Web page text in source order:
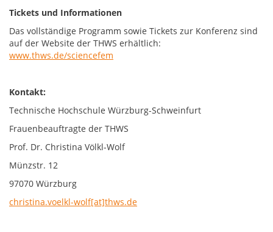
Tickets und Informationen
Das vollständige Programm sowie Tickets zur Konferenz sind
auf der Website der THWS erhältlich:
www.thws.de/sciencefem
Kontakt:
Technische Hochschule Würzburg-Schweinfurt
Frauenbeauftragte der THWS
Prof. Dr. Christina Völkl-Wolf
Münzstr. 12
97070 Würzburg
christina.voelkl-wolf[at]thws.de